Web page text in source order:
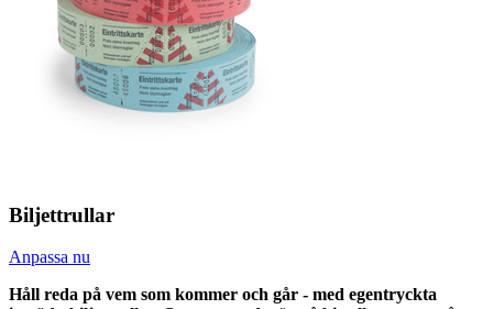
Biljettrullar
Anpassa nu
Håll reda på vem som kommer och går - med egentryckta